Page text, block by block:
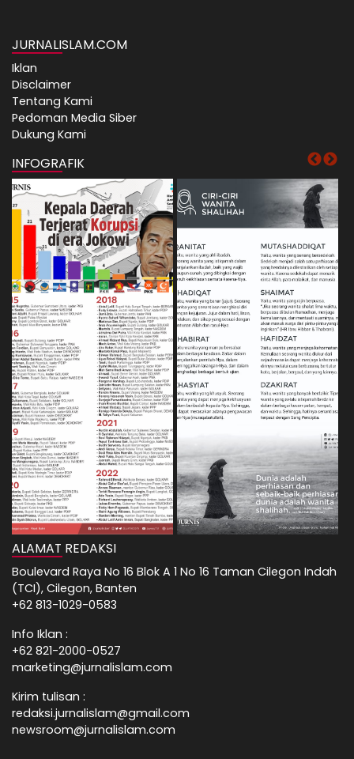
JURNALISLAM.COM
Iklan
Disclaimer
Tentang Kami
Pedoman Media Siber
Dukung Kami
INFOGRAFIK
ALAMAT REDAKSI
Boulevard Raya No 16 Blok A 1 No 16 Taman Cilegon Indah
(TCI), Cilegon, Banten
+62 813-1029-0583
Info Iklan :
+62 821-2000-0527
marketing@jurnalislam.com
Kirim tulisan :
redaksi.jurnalislam@gmail.com
newsroom@jurnalislam.com